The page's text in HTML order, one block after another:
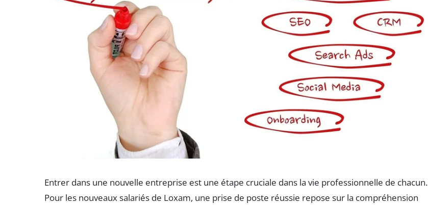
Entrer dans une nouvelle entreprise est une étape cruciale dans la vie professionnelle de chacun.
Pour les nouveaux salariés de Loxam, une prise de poste réussie repose sur la compréhension